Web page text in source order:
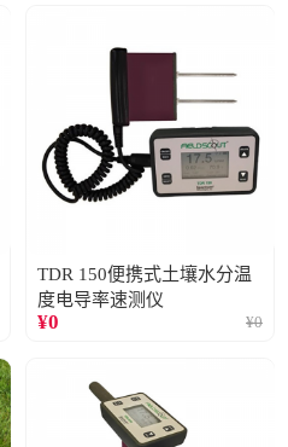
TDR 150便携式土壤水分温
度电导率速测仪
¥0 ¥0